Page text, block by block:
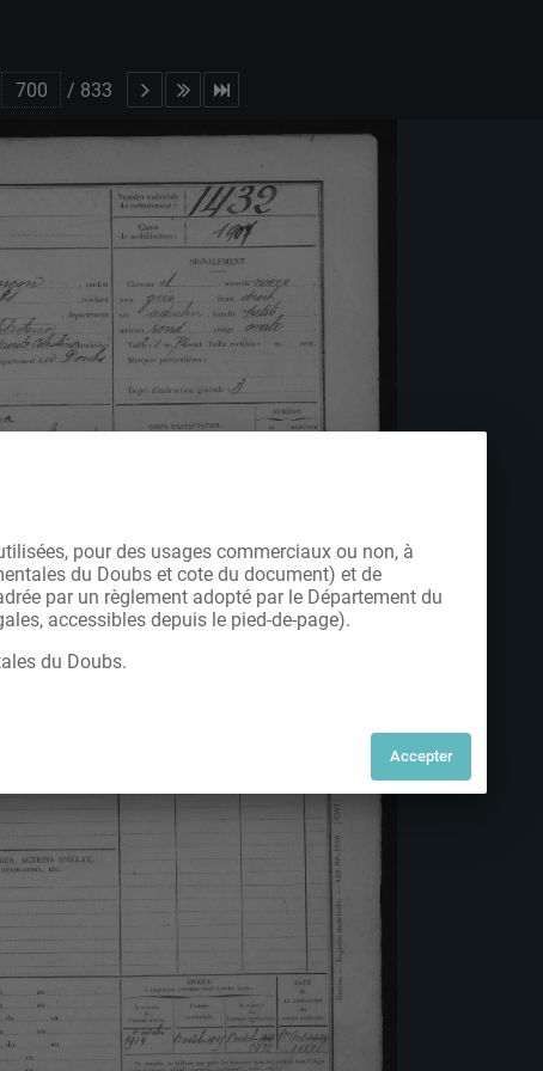
/ 833
pour des usages commerciaux ou non, à
du Doubs et cote du document) et de
par un règlement adopté par le Département du
accessibles depuis le pied-de-page).
du Doubs.